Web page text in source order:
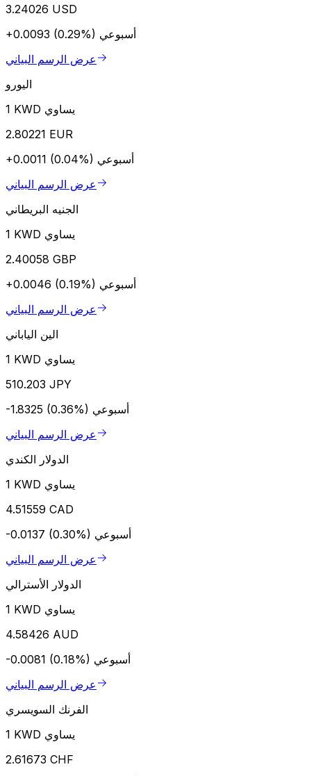
3.24026 USD
+0.0093 (0.29%) أسبوعي
عرض الرسم البياني
اليورو
1 KWD يساوي
2.80221 EUR
+0.0011 (0.04%) أسبوعي
عرض الرسم البياني
الجنيه البريطاني
1 KWD يساوي
2.40058 GBP
+0.0046 (0.19%) أسبوعي
عرض الرسم البياني
الين الياباني
1 KWD يساوي
510.203 JPY
-1.8325 (0.36%) أسبوعي
عرض الرسم البياني
الدولار الكندي
1 KWD يساوي
4.51559 CAD
-0.0137 (0.30%) أسبوعي
عرض الرسم البياني
الدولار الأسترالي
1 KWD يساوي
4.58426 AUD
-0.0081 (0.18%) أسبوعي
عرض الرسم البياني
الفرنك السويسري
1 KWD يساوي
2.61673 CHF